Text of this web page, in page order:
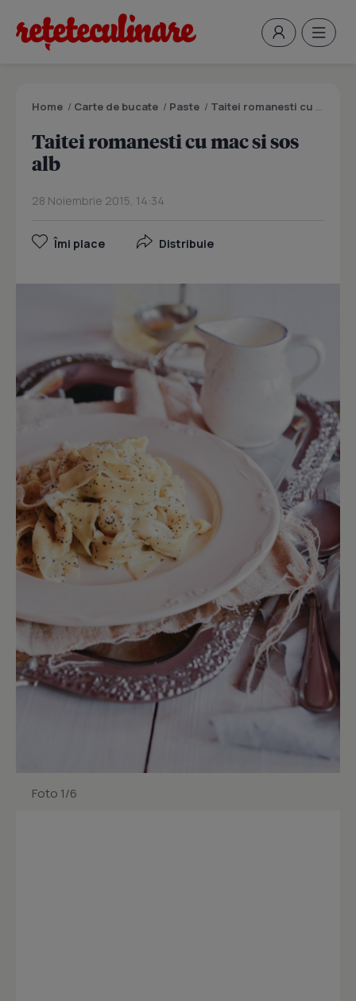
Home / Carte de bucate / Paste / Taitei romanesti cu mac si sos alb
Taitei romanesti cu mac si sos
alb
28 Noiembrie 2015, 14:34
Îmi place Distribuie
Foto 1/6